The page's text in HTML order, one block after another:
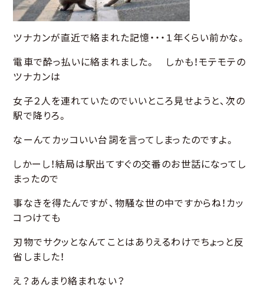
ツナカンが直近で絡まれた記憶・・・１年くらい前かな。
電車で酔っ払いに絡まれました。 しかも！モテモテの
ツナカンは
女子２人を連れていたのでいいところ見せようと、次の
駅で降りろ。
なーんてカッコいい台詞を言ってしまったのですよ。
しかーし！結局は駅出てすぐの交番のお世話になってし
まったので
事なきを得たんですが、物騒な世の中ですからね！カッ
コつけても
刃物でサクッとなんてことはありえるわけでちょっと反
省しました！
え？あんまり絡まれない？